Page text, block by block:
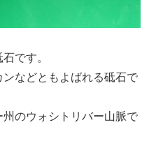
です。
などともよばれる砥石で
のウォシトリバー山脈で